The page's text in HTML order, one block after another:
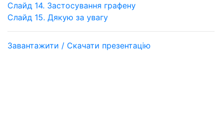
Слайд 14. Застосування графену
Слайд 15. Дякую за увагу
Завантажити / Скачати презентацію